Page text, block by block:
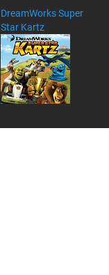
DreamWorks Super
Star Kartz